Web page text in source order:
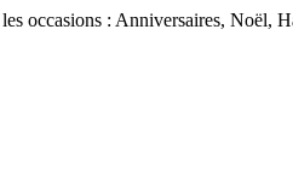
occasions : Anniversaires, Noël,